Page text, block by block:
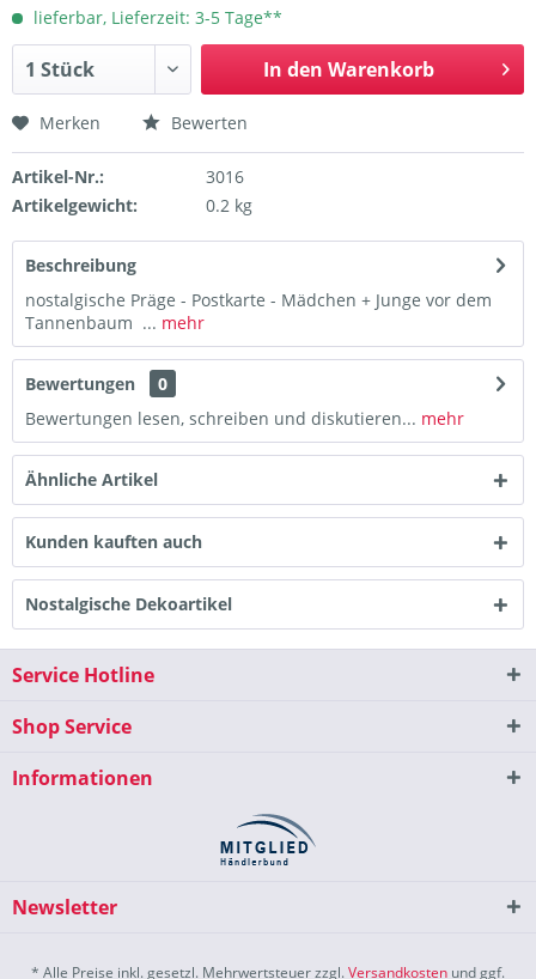
lieferbar, Lieferzeit: 3-5 Tage**
In den Warenkorb
Merken Bewerten
Artikel-Nr.:
3016
Artikelgewicht:
0.2 kg
Beschreibung
nostalgische Präge - Postkarte - Mädchen + Junge vor dem
Tannenbaum ... mehr
Bewertungen
0
Bewertungen lesen, schreiben und diskutieren... mehr
Ähnliche Artikel
Kunden kauften auch
Nostalgische Dekoartikel
Service Hotline
Shop Service
Informationen
Newsletter
* Alle Preise inkl. gesetzl. Mehrwertsteuer zzgl.Versandkosten und ggf.